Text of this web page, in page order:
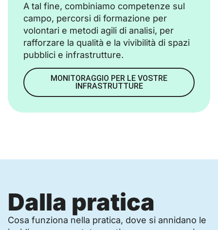
A tal fine, combiniamo competenze sul
campo, percorsi di formazione per
volontari e metodi agili di analisi, per
rafforzare la qualità e la vivibilità di spazi
pubblici e infrastrutture.
MONITORAGGIO PER LE VOSTRE
INFRASTRUTTURE
Dalla pratica
Cosa funziona nella pratica, dove si annidano le